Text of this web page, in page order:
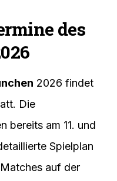
des
2026 findet
Die
bereits am 11. und
Spielplan
auf der